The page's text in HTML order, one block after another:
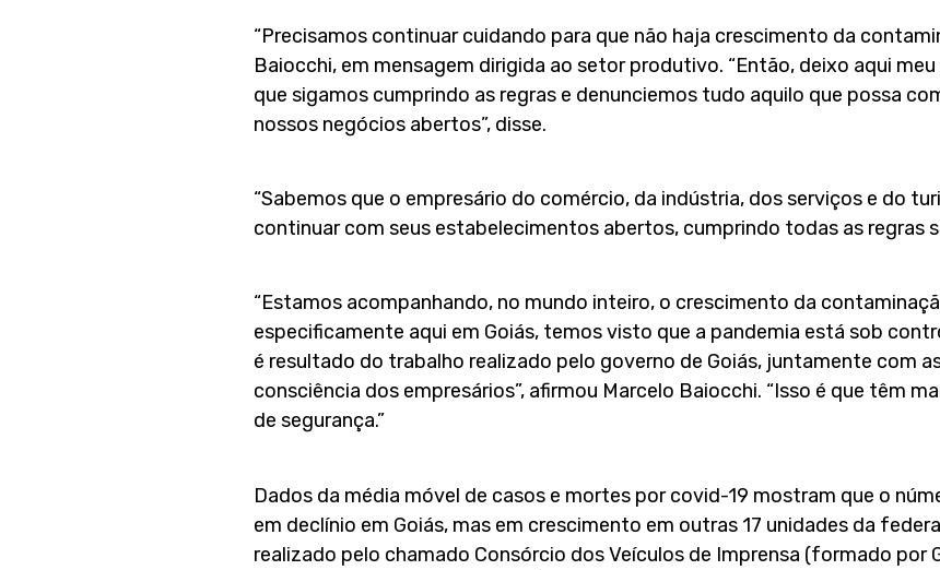
“Precisamos continuar cuidando para que não haja crescimento da
Baiocchi, em mensagem dirigida ao setor produtivo. “Então, deixo aqui
que sigamos cumprindo as regras e denunciemos tudo aquilo que possa
nossos negócios abertos”, disse.
“Sabemos que o empresário do comércio, da indústria, dos serviços e do
continuar com seus estabelecimentos abertos, cumprindo todas as regras
“Estamos acompanhando, no mundo inteiro, o crescimento da
especificamente aqui em Goiás, temos visto que a pandemia está sob
é resultado do trabalho realizado pelo governo de Goiás, juntamente com
consciência dos empresários”, afirmou Marcelo Baiocchi. “Isso é que têm
de segurança.”
Dados da média móvel de casos e mortes por covid-19 mostram que o
em declínio em Goiás, mas em crescimento em outras 17 unidades da
realizado pelo chamado Consórcio dos Veículos de Imprensa (formado por